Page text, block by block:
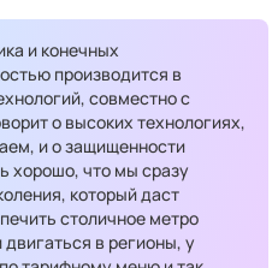
и конечных
производится в
совместно с
о высоких технологиях,
и о защищенности
хорошо, что мы сразу
который даст
столичное метро
в регионы, у